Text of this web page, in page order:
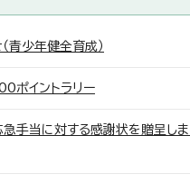
青少年健全育成）
ポイントラリー
手当に対する感謝状を贈呈し